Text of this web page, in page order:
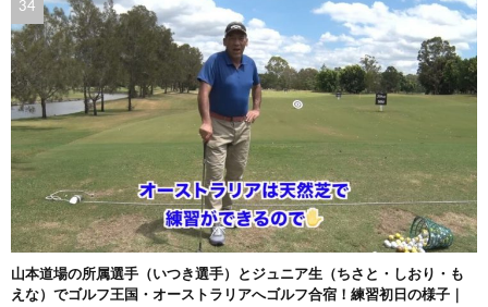
山本道場の所属選手（いつき選手）とジュニア生（ちさと・しおり・も
えな）でゴルフ王国・オーストラリアへゴルフ合宿！練習初日の様子｜